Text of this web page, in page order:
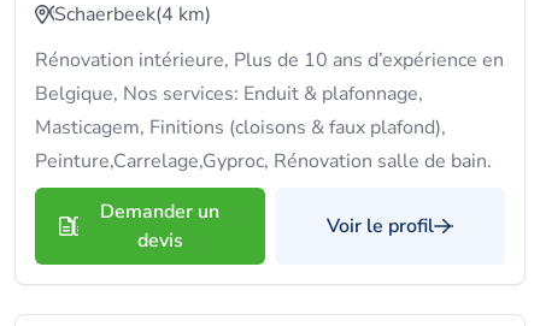
Schaerbeek(4 km)
Rénovation intérieure, Plus de 10 ans d’expérience en
Belgique, Nos services: Enduit & plafonnage,
Masticagem, Finitions (cloisons & faux plafond),
Peinture,Carrelage,Gyproc, Rénovation salle de bain.
Demander un
devis
Voir le profil